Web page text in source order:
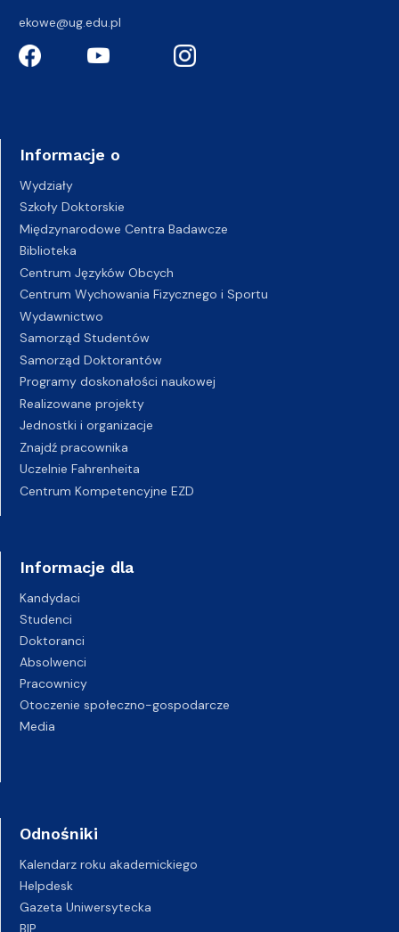
ekowe@ug.edu.pl
Informacje o
Wydziały
Szkoły Doktorskie
Międzynarodowe Centra Badawcze
Biblioteka
Centrum Języków Obcych
Centrum Wychowania Fizycznego i Sportu
Wydawnictwo
Samorząd Studentów
Samorząd Doktorantów
Programy doskonałości naukowej
Realizowane projekty
Jednostki i organizacje
Znajdź pracownika
Uczelnie Fahrenheita
Centrum Kompetencyjne EZD
Informacje dla
Kandydaci
Studenci
Doktoranci
Absolwenci
Pracownicy
Otoczenie społeczno-gospodarcze
Media
Odnośniki
Kalendarz roku akademickiego
Helpdesk
Gazeta Uniwersytecka
BIP